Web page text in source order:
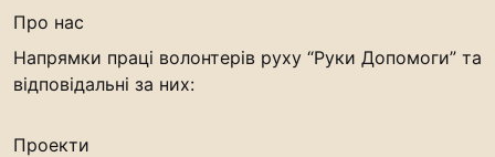
Про нас
Напрямки праці волонтерів руху “Руки Допомоги” та
відповідальні за них:
Проекти